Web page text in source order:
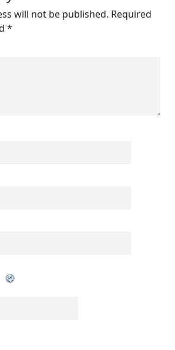
will not be published. Required
*